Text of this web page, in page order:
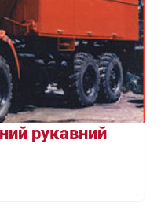
рукавний